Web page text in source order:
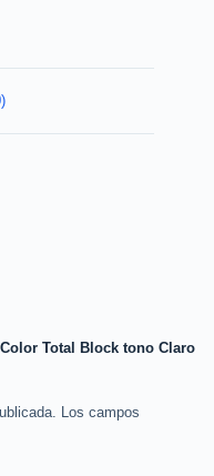
Total Block tono Claro
Los campos